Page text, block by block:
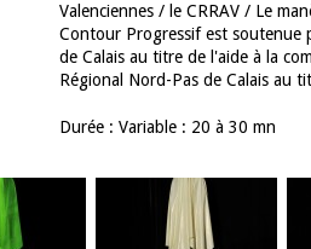
Valenciennes / le CRRAV / Le
Contour Progressif est soutenue
de Calais au titre de l'aide à la
Régional Nord-Pas de Calais au
Durée : Variable : 20 à 30 mn